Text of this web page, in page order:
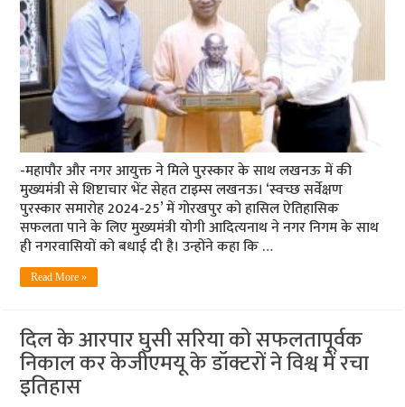
-महापौर और नगर आयुक्त ने मिले पुरस्कार के साथ लखनऊ में की
मुख्यमंत्री से शिष्टाचार भेंट सेहत टाइम्स लखनऊ। ‘स्वच्छ सर्वेक्षण
पुरस्कार समारोह 2024-25’ में गोरखपुर को हासिल ऐतिहासिक
सफलता पाने के लिए मुख्यमंत्री योगी आदित्यनाथ ने नगर निगम के साथ
ही नगरवासियों को बधाई दी है। उन्होंने कहा कि …
Read More »
दिल के आरपार घुसी सरिया को सफलतापूर्वक
निकाल कर केजीएमयू के डॉक्टरों ने विश्व में रचा
इतिहास